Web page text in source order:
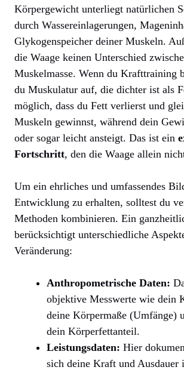
Körpergewicht unterliegt natürlichen
durch Wassereinlagerungen,
Glykogenspeicher deiner Muskeln.
die Waage keinen Unterschied
Muskelmasse. Wenn du Krafttraining
du Muskulatur auf, die dichter ist als
möglich, dass du Fett verlierst und
Muskeln gewinnst, während dein
oder sogar leicht ansteigt. Das ist ein
Fortschritt, den die Waage allein
Um ein ehrliches und umfassendes
Entwicklung zu erhalten, solltest du
Methoden kombinieren. Ein
berücksichtigt unterschiedliche
Veränderung:
Anthropometrische Daten:
objektive Messwerte wie dein
deine Körpermaße (Umfänge)
dein Körperfettanteil.
Leistungsdaten: Hier
sich deine Kraft und Ausdauer